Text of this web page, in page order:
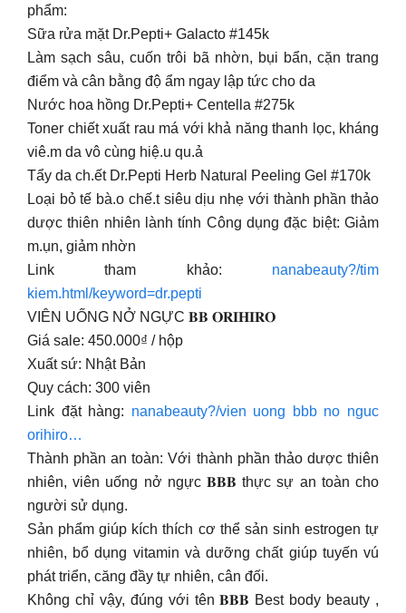
phẩm:
Sữa rửa mặt Dr.Pepti+ Galacto #145k
Làm sạch sâu, cuốn trôi bã nhờn, bụi bẩn, cặn trang
điểm và cân bằng độ ẩm ngay lập tức cho da
Nước hoa hồng Dr.Pepti+ Centella #275k
Toner chiết xuất rau má với khả năng thanh lọc, kháng
viê.m da vô cùng hiệ.u qu.ả
Tẩy da ch.ết Dr.Pepti Herb Natural Peeling Gel #170k
Loại bỏ tế bà.o chế.t siêu dịu nhẹ với thành phần thảo
dược thiên nhiên lành tính Công dụng đặc biệt: Giảm
m.ụn, giảm nhờn
Link tham khảo: nanabeauty?/tim
kiem.html/keyword=dr.pepti
VIÊN UỐNG NỞ NGỰC 𝐁𝐁 𝐎𝐑𝐈𝐇𝐈𝐑𝐎
Giá sale: 450.000₫ / hộp
Xuất sứ: Nhật Bản
Quy cách: 300 viên
Link đặt hàng: nanabeauty?/vien uong bbb no nguc
orihiro…
Thành phần an toàn: Với thành phần thảo dược thiên
nhiên, viên uống nở ngực 𝐁𝐁𝐁 thực sự an toàn cho
người sử dụng.
Sản phẩm giúp kích thích cơ thể sản sinh estrogen tự
nhiên, bổ dụng vitamin và dưỡng chất giúp tuyến vú
phát triển, căng đầy tự nhiên, cân đối.
Không chỉ vậy, đúng với tên 𝐁𝐁𝐁 Best body beauty ,